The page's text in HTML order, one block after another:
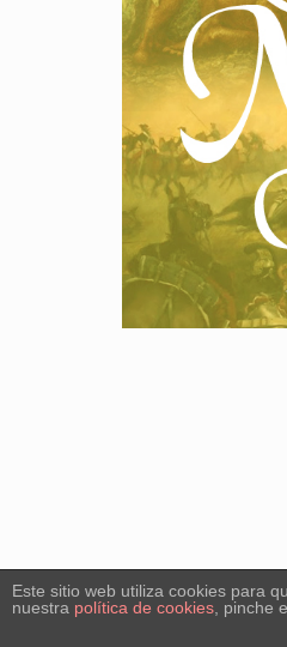
Este sitio web utiliza cookies para
nuestra política de cookies , pinche